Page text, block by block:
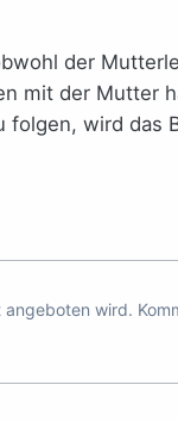
der
mit der Mutter
wird das
wird.